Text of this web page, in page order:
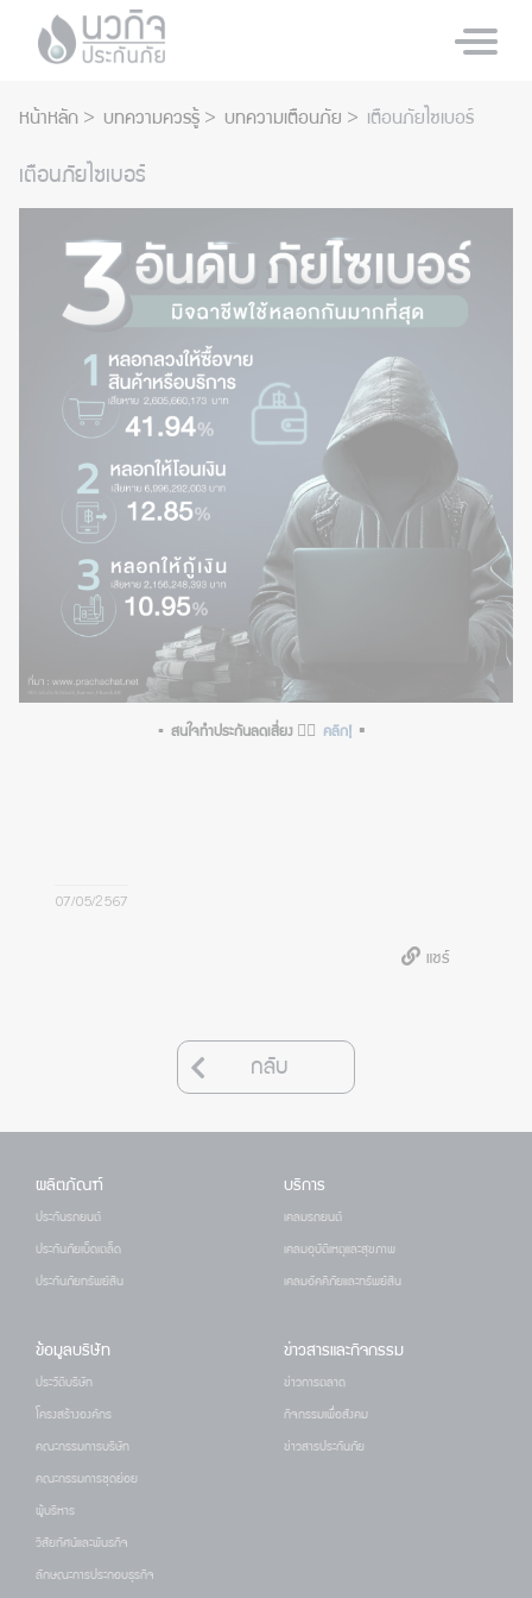
หน้าหลัก บทความควรรู้ บทความเตือนภัย เตือนภัยไซเบอร์
เตือนภัยไซเบอร์
▪️ สนใจทำประกันลดเสี่ยง 👉🏻 คลิก! ▪️
07/05/2567
แชร์
กลับ
ผลิตภัณฑ์
ประกันรถยนต์
ประกันภัยเบ็ดเตล็ด
ประกันภัยทรัพย์สิน
บริการ
เคลมรถยนต์
เคลมอุบัติเหตุและสุขภาพ
เคลมอัคคีภัยและทรัพย์สิน
ข้อมูลบริษัท
ประวัติบริษัท
โครงสร้างองค์กร
คณะกรรมการบริษัท
คณะกรรมการชุดย่อย
ผู้บริหาร
วิสัยทัศน์และพันธกิจ
ลักษณะการประกอบธุรกิจ
ข่าวสารและกิจกรรม
ข่าวการตลาด
กิจกรรมเพื่อสังคม
ข่าวสารประกันภัย